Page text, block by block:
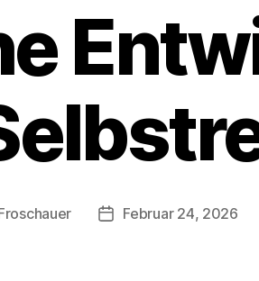
Beitragsdatum
Februar 24, 2026